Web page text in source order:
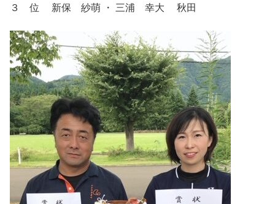
３ 位 新保 紗萌 ・ 三浦 幸大 秋田